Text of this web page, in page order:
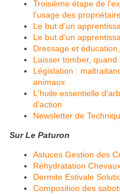
Troisième étape de
l'usage des
Le but d’un
Le but d’un
Dressage et
Laisser tomber,
Législation :
animaux
L'huile essentielle
d'action
Newsletter de
Sur Le Paturon
Astuces Gestion des
Réhydratation
Dermite Estivale
Composition des